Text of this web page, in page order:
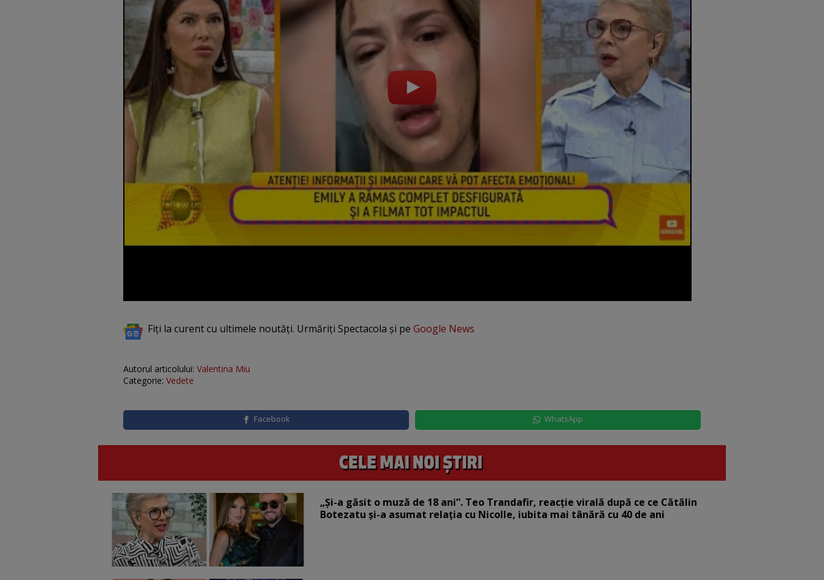
Fiți la curent cu ultimele noutăți. Urmăriți Spectacola și pe Google News
Autorul articolului: Valentina Miu
Categorie: Vedete
Facebook WhatsApp
„Și-a găsit o muză de 18 ani”. Teo Trandafir, reacție virală după ce ce Cătălin
Botezatu și-a asumat relația cu Nicolle, iubita mai tânără cu 40 de ani